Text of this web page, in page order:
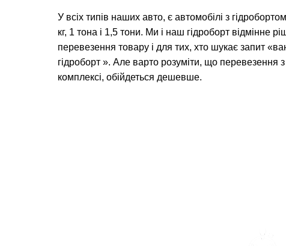
У всіх типів наших авто, є автомобілі з
кг, 1 тона і 1,5 тони. Ми і наш гідроборт відмінне
перевезення товару і для тих, хто шукає запит
гідроборт ». Але варто розуміти, що перевезення
комплексі, обійдеться дешевше.